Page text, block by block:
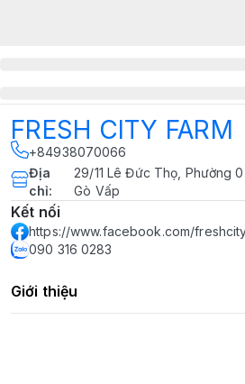
FRESH CITY FARM
+84938070066
Địa
chỉ:
29/11 Lê Đức Thọ, Phường
Gò Vấp
Kết nối
https://www.facebook.com/
090 316 0283
Giới thiệu